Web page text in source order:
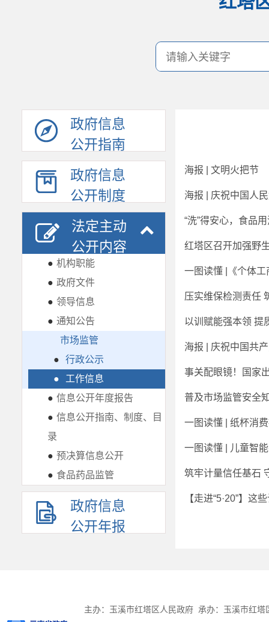
政府信息
公开指南
政府信息
公开制度
法定主动
公开内容
● 机构职能
● 政府文件
● 领导信息
● 通知公告
市场监管
●
行政公示
●
工作信息
● 信息公开年度报告
● 信息公开指南、制度、目
录
● 预决算信息公开
● 食品药品监管
政府信息
公开年报
海报 | 文明火把节
海报 | 庆祝中国人
“洗”得安心，食品
红塔区召开加强野
一图读懂 |《个体
压实维保检测责任
以训赋能强本领 提
海报 | 庆祝中国共
事关配眼镜！国家
普及市场监管安全
一图读懂 | 纸杯消
一图读懂 | 儿童智
筑牢计量信任基石
【走进“5·20”】这
主办：玉溪市红塔区人民政府 承办：玉溪市红